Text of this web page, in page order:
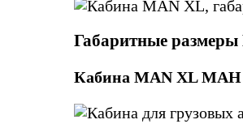
Габаритные
Кабина MAN XL МАН